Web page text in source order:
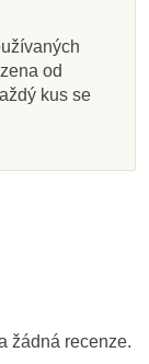
u
u
u
ks
od
kus se
žádná recenze.